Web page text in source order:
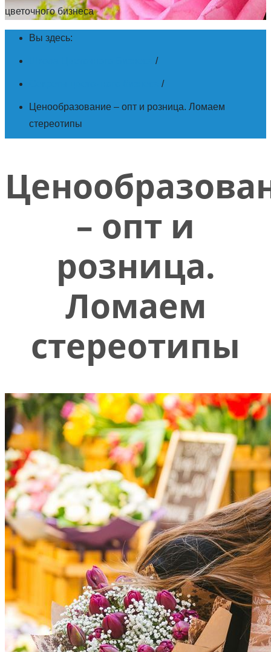
цветочного бизнеса
Вы здесь:
/
/
Ценообразование – опт и розница. Ломаем
стереотипы
– опт и
розница.
Ломаем
стереотипы